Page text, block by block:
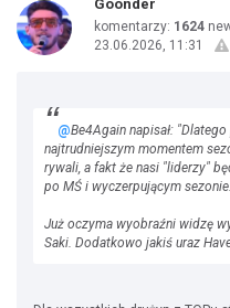
Goonder
komentarzy: 1624
23.06.2026, 11:31
@Be4Again napisał:
najtrudniejszym momentem
rywali, a fakt że nasi "liderzy"
po MŚ i wyczerpującym sezonie.
Już oczyma wyobraźni widzę
Saki. Dodatkowo jakiś uraz